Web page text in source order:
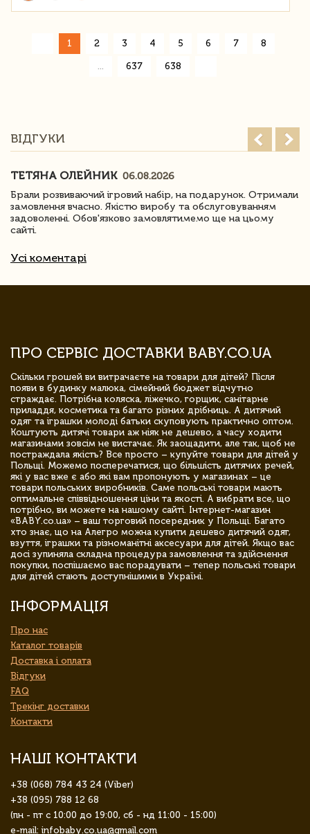
1 2 3 4 5 6 7 8
637 638
ВІДГУКИ
ТЕТЯНА ОЛЕЙНИК 06.08.2026
Брали розвиваючий ігровий набір, на подарунок. Отримали
замовлення вчасно. Якістю виробу та обслуговуванням
задоволенні. Обов'язково замовлятимемо ще на цьому
сайті.
Усі коментарі
ПРО СЕРВІС ДОСТАВКИ BABY.CO.UA
Скільки грошей ви витрачаєте на товари для дітей? Після
появи в будинку малюка, сімейний бюджет відчутно
страждає. Потрібна коляска, ліжечко, горщик, санітарне
приладдя, косметика та багато різних дрібниць. А дитячий
одяг та іграшки молоді батьки скуповують практично оптом.
Коштують дитячі товари аж ніяк не дешево, а часу ходити
магазинами зовсім не вистачає. Як заощадити, але так, щоб не
постраждала якість? Все просто – купуйте товари для дітей у
Польщі. Можемо посперечатися, що більшість дитячих речей,
які у вас вже є або які вам пропонують у магазинах – це
товари польських виробників. Саме польські товари мають
оптимальне співвідношення ціни та якості. А вибрати все, що
потрібно, ви можете на нашому сайті. Інтернет-магазин
«BABY.co.ua» – ваш торговий посередник у Польщі. Багато
хто знає, що на Алегро можна купити дешево дитячий одяг,
взуття, іграшки та різноманітні аксесуари для дітей. Якщо вас
досі зупиняла складна процедура замовлення та здійснення
покупки, поспішаємо вас порадувати – тепер польські товари
для дітей стають доступнішими в Україні.
ІНФОРМАЦІЯ
Про нас
Каталог товарів
Доставка і оплата
Відгуки
FAQ
Трекінг доставки
Контакти
НАШІ КОНТАКТИ
+38 (068) 784 43 24 (Viber)
+38 (095) 788 12 68
(пн - пт с 10:00 до 19:00, сб - нд 11:00 - 15:00)
e-mail: infobaby.co.ua@gmail.com